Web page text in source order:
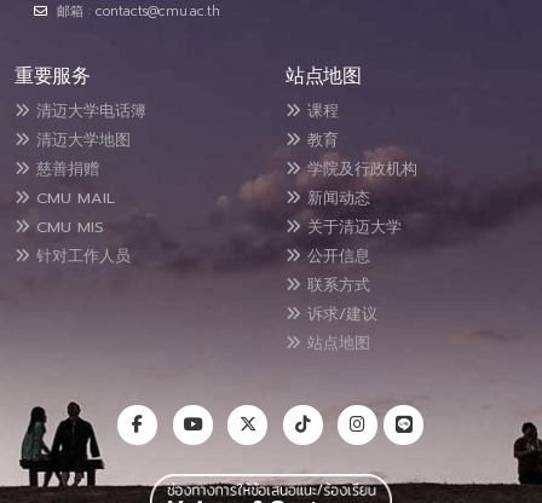
邮箱 : contacts@cmu.ac.th
重要服务
清迈大学电话簿
清迈大学地图
慈善捐赠
CMU MAIL
CMU MIS
针对工作人员
站点地图
课程
教育
学院及行政机构
新闻动态
关于清迈大学
公开信息
联系方式
诉求/建议
站点地图